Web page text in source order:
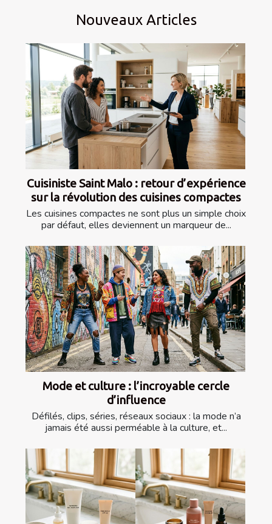
Nouveaux Articles
Cuisiniste Saint Malo : retour d’expérience
sur la révolution des cuisines compactes
Les cuisines compactes ne sont plus un simple choix
par défaut, elles deviennent un marqueur de...
Mode et culture : l’incroyable cercle
d’influence
Défilés, clips, séries, réseaux sociaux : la mode n’a
jamais été aussi perméable à la culture, et...